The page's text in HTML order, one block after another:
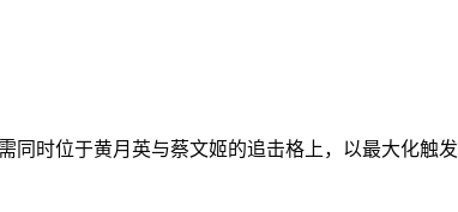
同时位于黄月英与蔡文姬的追击格上，以最大化触发